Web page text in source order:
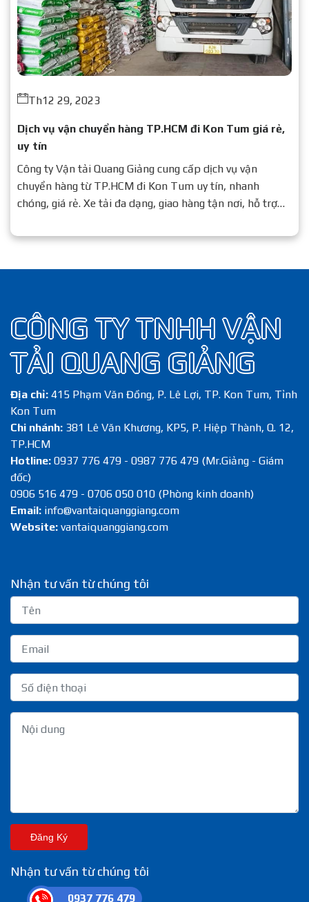
Th12 29, 2023
Dịch vụ vận chuyển hàng TP.HCM đi Kon Tum giá rẻ,
uy tín
Công ty Vận tải Quang Giảng cung cấp dịch vụ vận
chuyển hàng từ TP.HCM đi Kon Tum uy tín, nhanh
chóng, giá rẻ. Xe tải đa dạng, giao hàng tận nơi, hỗ trợ
CÔNG TY TNHH VẬN
TẢI QUANG GIẢNG
Địa chỉ: 415 Phạm Văn Đồng, P. Lê Lợi, TP. Kon Tum, Tỉnh
Kon Tum
Chi nhánh: 381 Lê Văn Khương, KP5, P. Hiệp Thành, Q. 12,
TP.HCM
Hotline: 0937 776 479 - 0987 776 479 (Mr.Giảng - Giám
đốc)
0906 516 479 - 0706 050 010 (Phòng kinh doanh)
Email: info@vantaiquanggiang.com
Website: vantaiquanggiang.com
Nhận tư vấn từ chúng tôi
Đăng Ký
Nhận tư vấn từ chúng tôi
0937 776 479